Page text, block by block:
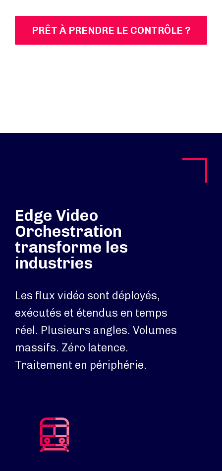
PRÊT À PRENDRE LE CONTRÔLE ?
Edge Video
Orchestration
transforme les
industries
Les flux vidéo sont déployés,
exécutés et étendus en temps
réel. Plusieurs angles. Volumes
massifs. Zéro latence.
Traitement en périphérie.